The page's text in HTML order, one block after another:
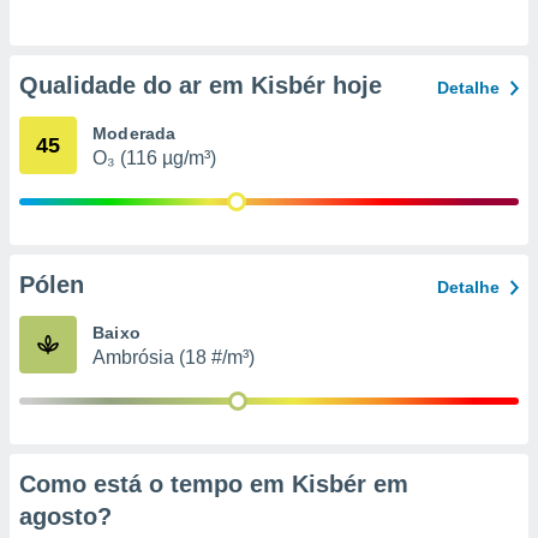
ou opor-
em “
na
para
Qualidade do ar em Kisbér hoje Detalhe
45 Moderada
O₃ (116 µg/m³)
Pólen Detalhe
Baixo
Ambrósia (18 #/m³)
Como está o tempo em Kisbér em
agosto?